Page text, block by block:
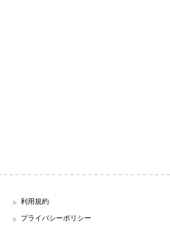
利用規約
プライバシーポリシー